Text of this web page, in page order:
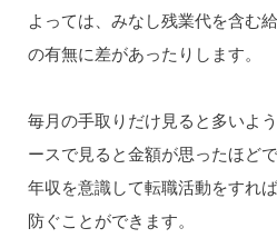
よっては、みなし残業代を含む
の有無に差があったりします。
毎月の手取りだけ見ると多いよ
ースで見ると金額が思ったほど
年収を意識して転職活動をすれ
防ぐことができます。